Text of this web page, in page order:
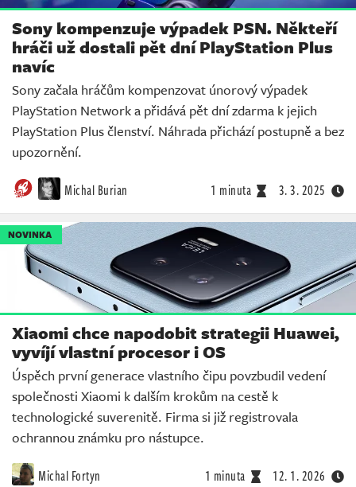
Sony kompenzuje výpadek PSN. Někteří
hráči už dostali pět dní PlayStation Plus
navíc
Sony začala hráčům kompenzovat únorový výpadek
PlayStation Network a přidává pět dní zdarma k jejich
PlayStation Plus členství. Náhrada přichází postupně a bez
upozornění.
Michal Burian 1 minuta 3. 3. 2025
NOVINKA
Xiaomi chce napodobit strategii Huawei,
vyvíjí vlastní procesor i OS
Úspěch první generace vlastního čipu povzbudil vedení
společnosti Xiaomi k dalším krokům na cestě k
technologické suverenitě. Firma si již registrovala
ochrannou známku pro nástupce.
Michal Fortyn 1 minuta 12. 1. 2026